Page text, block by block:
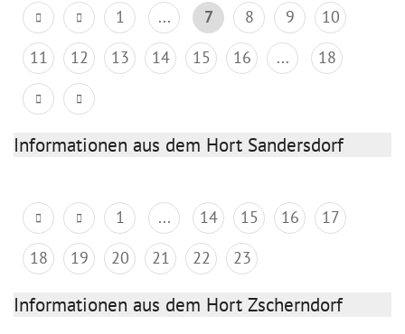
1 ... 7 8 9
10
11
12 13 14 15 16 ... 18
Informationen aus dem Hort Sandersdorf
1 ... 14 15 16
17
18
19 20 21 22 23
Informationen aus dem Hort Zscherndorf